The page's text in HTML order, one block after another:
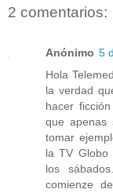
2 comentarios:
Anónimo 5
Hola
la verdad
hacer
que apenas
tomar
la TV Globo
los
comienze